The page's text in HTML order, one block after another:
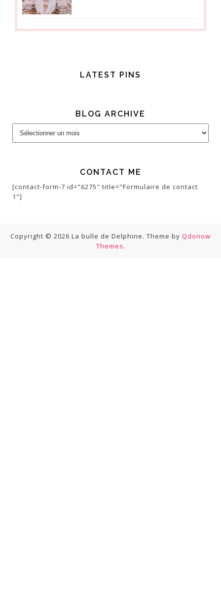
LATEST PINS
BLOG ARCHIVE
Archive
CONTACT ME
[contact-form-7 id="6275" title="Formulaire de contact
1"]
Copyright © 2026 La bulle de Delphine. Theme by Qdonow
Themes.